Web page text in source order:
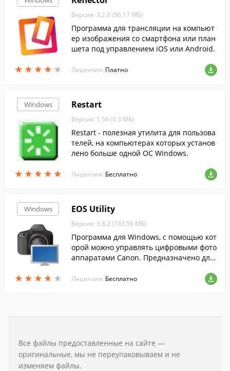
★ ★ ★ ★ ★
★ ★ ★ ★ ★
Версия: 3.2.0 (96.17 МБ)
Программа для трансляции на компьют
ер изображения со смартфона или план
шета под управлением iOS или Android.
Лицензия: Платно
Windows
★ ★ ★ ★ ★
★ ★ ★ ★ ★
Restart
Версия: 1.56 (0.3 МБ)
Restart - полезная утилита для пользова
телей, на компьютерах которых установ
лено больше одной ОС Windows.
Лицензия: Бесплатно
Windows
★ ★ ★ ★ ★
★ ★ ★ ★ ★
EOS Utility
Версия: 3.8.2 (103.56 МБ)
Программа для Windows, с помощью кот
орой можно управлять цифровыми фото
аппаратами Canon. Предназначено для
ь и передавать снимки с камеры на ком
Лицензия: Бесплатно
Все файлы предоставленные на сайте —
оригинальные, мы не переупаковываем и не
изменяем файлы.